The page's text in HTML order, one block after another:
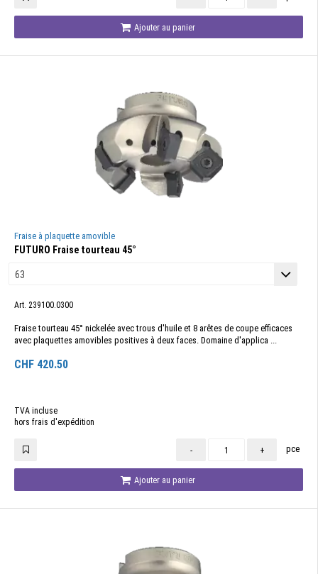
Ajouter au panier
Fraise à plaquette amovible
FUTURO Fraise tourteau 45°
Art. 239100.0300
Fraise tourteau 45° nickelée avec trous d'huile et 8 arêtes de coupe efficaces
avec plaquettes amovibles positives à deux faces. Domaine d'applica ...
CHF 420.50
TVA incluse
hors frais d'expédition
- + pce
Ajouter au panier